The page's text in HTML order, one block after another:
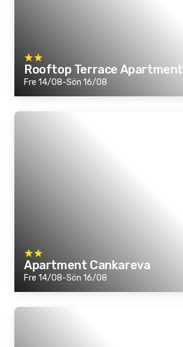
Rooftop Terrace Apartment
Fre 14/08-Sön 16/08
Apartment Cankareva
Fre 14/08-Sön 16/08